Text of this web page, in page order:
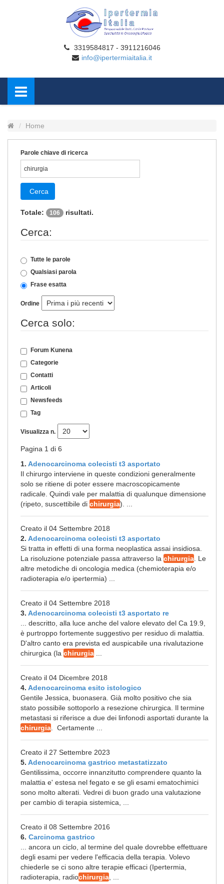
3319584817 - 3911216046
info@ipertermiaitalia.it
Home
Parole chiave di ricerca
Cerca
Totale: 106 risultati.
Cerca:
Tutte le parole
Qualsiasi parola
Frase esatta
Ordine
Cerca solo:
Forum Kunena
Categorie
Contatti
Articoli
Newsfeeds
Tag
Visualizza n.
Pagina 1 di 6
1. Adenocarcinoma colecisti t3 asportato
Il chirurgo interviene in queste condizioni generalmente
solo se ritiene di poter essere macroscopicamente
radicale. Quindi vale per malattia di qualunque dimensione
(ripeto, suscettibile di chirurgia). ...
Creato il 04 Settembre 2018
2. Adenocarcinoma colecisti t3 asportato
Si tratta in effetti di una forma neoplastica assai insidiosa.
La risoluzione potenziale passa attraverso la chirurgia . Le
altre metodiche di oncologia medica (chemioterapia e/o
radioterapia e/o ipertermia) ...
Creato il 04 Settembre 2018
3. Adenocarcinoma colecisti t3 asportato re
... descritto, alla luce anche del valore elevato del Ca 19.9,
è purtroppo fortemente suggestivo per residuo di malattia.
D'altro canto era prevista ed auspicabile una rivalutazione
chirurgica (la chirurgia
Creato il 04 Dicembre 2018
4. Adenocarcinoma esito istologico
Gentile Jessica, buonasera. Già molto positivo che sia
stato possibile sottoporlo a resezione chirurgica. Il termine
metastasi si riferisce a due dei linfonodi asportati durante la
chirurgia . Certamente ...
Creato il 27 Settembre 2023
5. Adenocarcinoma gastrico metastatizzato
Gentilissima, occorre innanzitutto comprendere quanto la
malattia e' estesa nel fegato e se gli esami ematochimici
sono molto alterati. Vedrei di buon grado una valutazione
per cambio di terapia sistemica, ...
Creato il 08 Settembre 2016
6. Carcinoma gastrico
... ancora un ciclo, al termine del quale dovrebbe effettuare
degli esami per vedere l'efficacia della terapia. Volevo
chiederle se ci sono altre terapie efficaci (Ipertermia,
radioterapia, radiochirurgia